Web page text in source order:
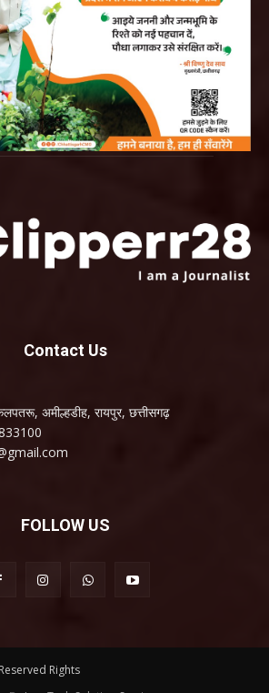
Contact Us
अमील्हडीह, रायपुर, छत्तीसगढ़
FOLLOW US
Rights